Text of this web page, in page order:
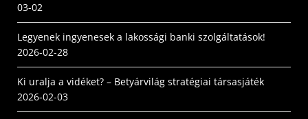
03-02
Legyenek ingyenesek a lakossági banki szolgáltatások!
2026-02-28
Ki uralja a vidéket? – Betyárvilág stratégiai társasjáték
2026-02-03